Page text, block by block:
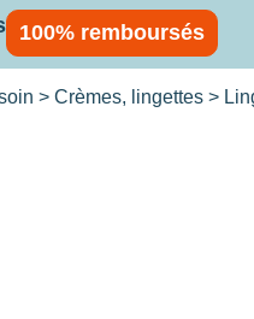
100% remboursés
> Crèmes, lingettes >